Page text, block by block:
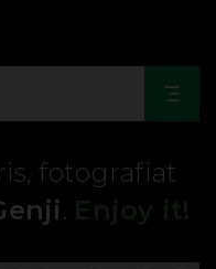
fotografiat
. Enjoy it!